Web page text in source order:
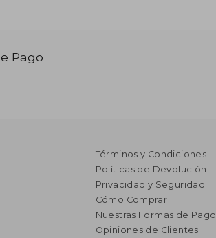
Pago
Términos y Condiciones
Políticas de Devolución
Privacidad y Seguridad
Cómo Comprar
Nuestras Formas de Pago
Opiniones de Clientes